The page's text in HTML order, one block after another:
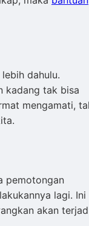
dahulu.
kadang tak bisa
mengamati,
pemotongan
lagi. Ini
akan